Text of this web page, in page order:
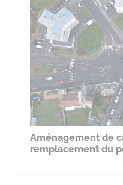
Aménagement de
remplacement du